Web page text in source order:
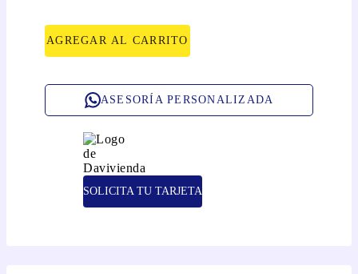
AGREGAR AL CARRITO
ASESORÍA PERSONALIZADA
SOLICITA TU TARJETA